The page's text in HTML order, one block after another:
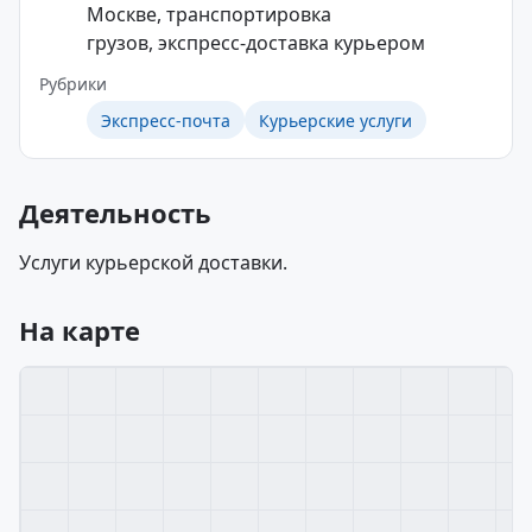
Москве, транспортировка
грузов, экспресс-доставка курьером
Рубрики
Экспресс-почта
Курьерские услуги
Деятельность
Услуги курьерской доставки.
На карте